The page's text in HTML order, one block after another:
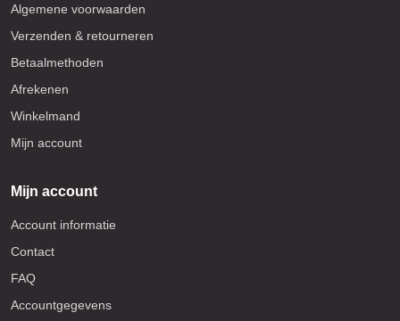
Algemene voorwaarden
Verzenden & retourneren
Betaalmethoden
Afrekenen
Winkelmand
Mijn account
Mijn account
Account informatie
Contact
FAQ
Accountgegevens